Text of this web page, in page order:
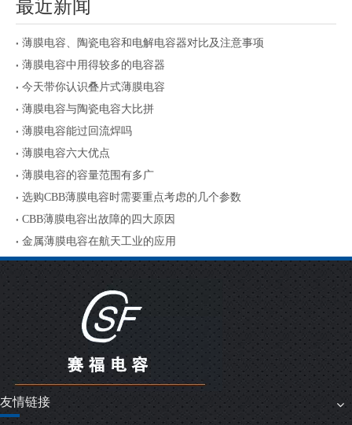
最近新闻
薄膜电容、陶瓷电容和电解电容器对比及注意事项
薄膜电容中用得较多的电容器
今天带你认识叠片式薄膜电容
薄膜电容与陶瓷电容大比拼
薄膜电容能过回流焊吗
薄膜电容六大优点
薄膜电容的容量范围有多广
选购CBB薄膜电容时需要重点考虑的几个参数
CBB薄膜电容出故障的四大原因
金属薄膜电容在航天工业的应用
友情链接